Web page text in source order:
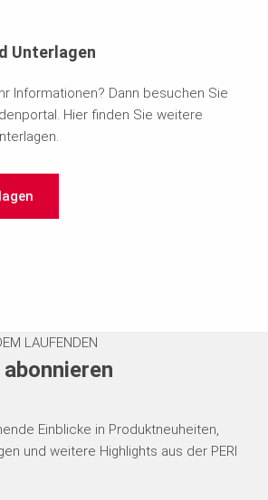
Unterlagen
Informationen? Dann besuchen Sie
Hier finden Sie weitere
LAUFENDEN
Einblicke in Produktneuheiten,
und weitere Highlights aus der PERI